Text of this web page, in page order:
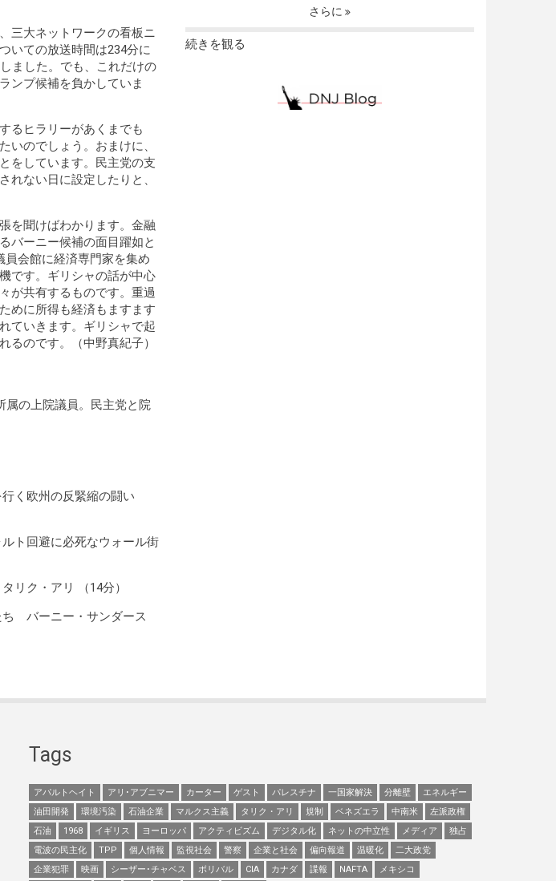
三大ネットワークの看板ニ
いての放送時間は234分に
ました。でも、これだけの
ンプ候補を負かしていま
るヒラリーがあくまでも
いのでしょう。おまけに、
をしています。民主党の支
れない日に設定したりと、
を聞けばわかります。金融
バーニー候補の面目躍如と
会館に経済専門家を集め
です。ギリシャの話が中心
が共有するものです。重過
めに所得も経済もますます
ていきます。ギリシャで起
るのです。（中野真紀子）
属の上院議員。民主党と院
く欧州の反緊縮の闘い
ト回避に必死なウォール街
リク・アリ （14分）
バーニー・サンダース
さらに
続きを観る
Tags
アパルトヘイト アリ･アブニマー カーター ゲスト パレスチナ 一国家解決 分離壁
エネルギー
油田開発
環境汚染 石油企業 マルクス主義 タリク・アリ 規制 ベネズエラ 中南米
左派政権
石油
1968 イギリス ヨーロッパ アクティビズム デジタル化 ネットの中立性 メディア
独占
電波の民主化
TPP 個人情報 監視社会 警察 企業と社会 偏向報道 温暖化
二大政党
企業犯罪
映画 シーザー･チャベス ボリバル CIA カナダ 諜報 NAFTA メキシコ